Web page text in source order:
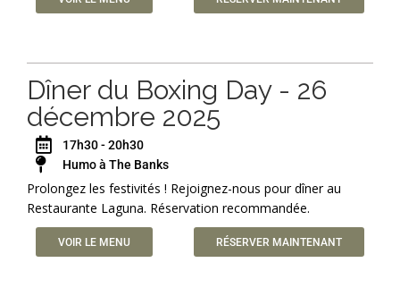
Dîner du Boxing Day - 26
décembre 2025
17h30 - 20h30
Humo à The Banks
Prolongez les festivités ! Rejoignez-nous pour dîner au
Restaurante Laguna. Réservation recommandée.
VOIR LE MENU RÉSERVER MAINTENANT